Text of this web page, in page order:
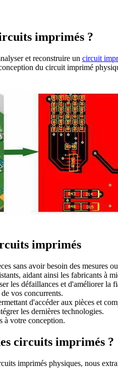
imprimés ?
et reconstruire un circuit
du circuit imprimé
imprimés
sans avoir besoin des mesures
aidant ainsi les fabricants à
les défaillances et d'améliorer la
vos concurrents.
d'accéder aux pièces et
les dernières technologies.
à votre conception.
circuits imprimés ?
imprimés physiques, nous